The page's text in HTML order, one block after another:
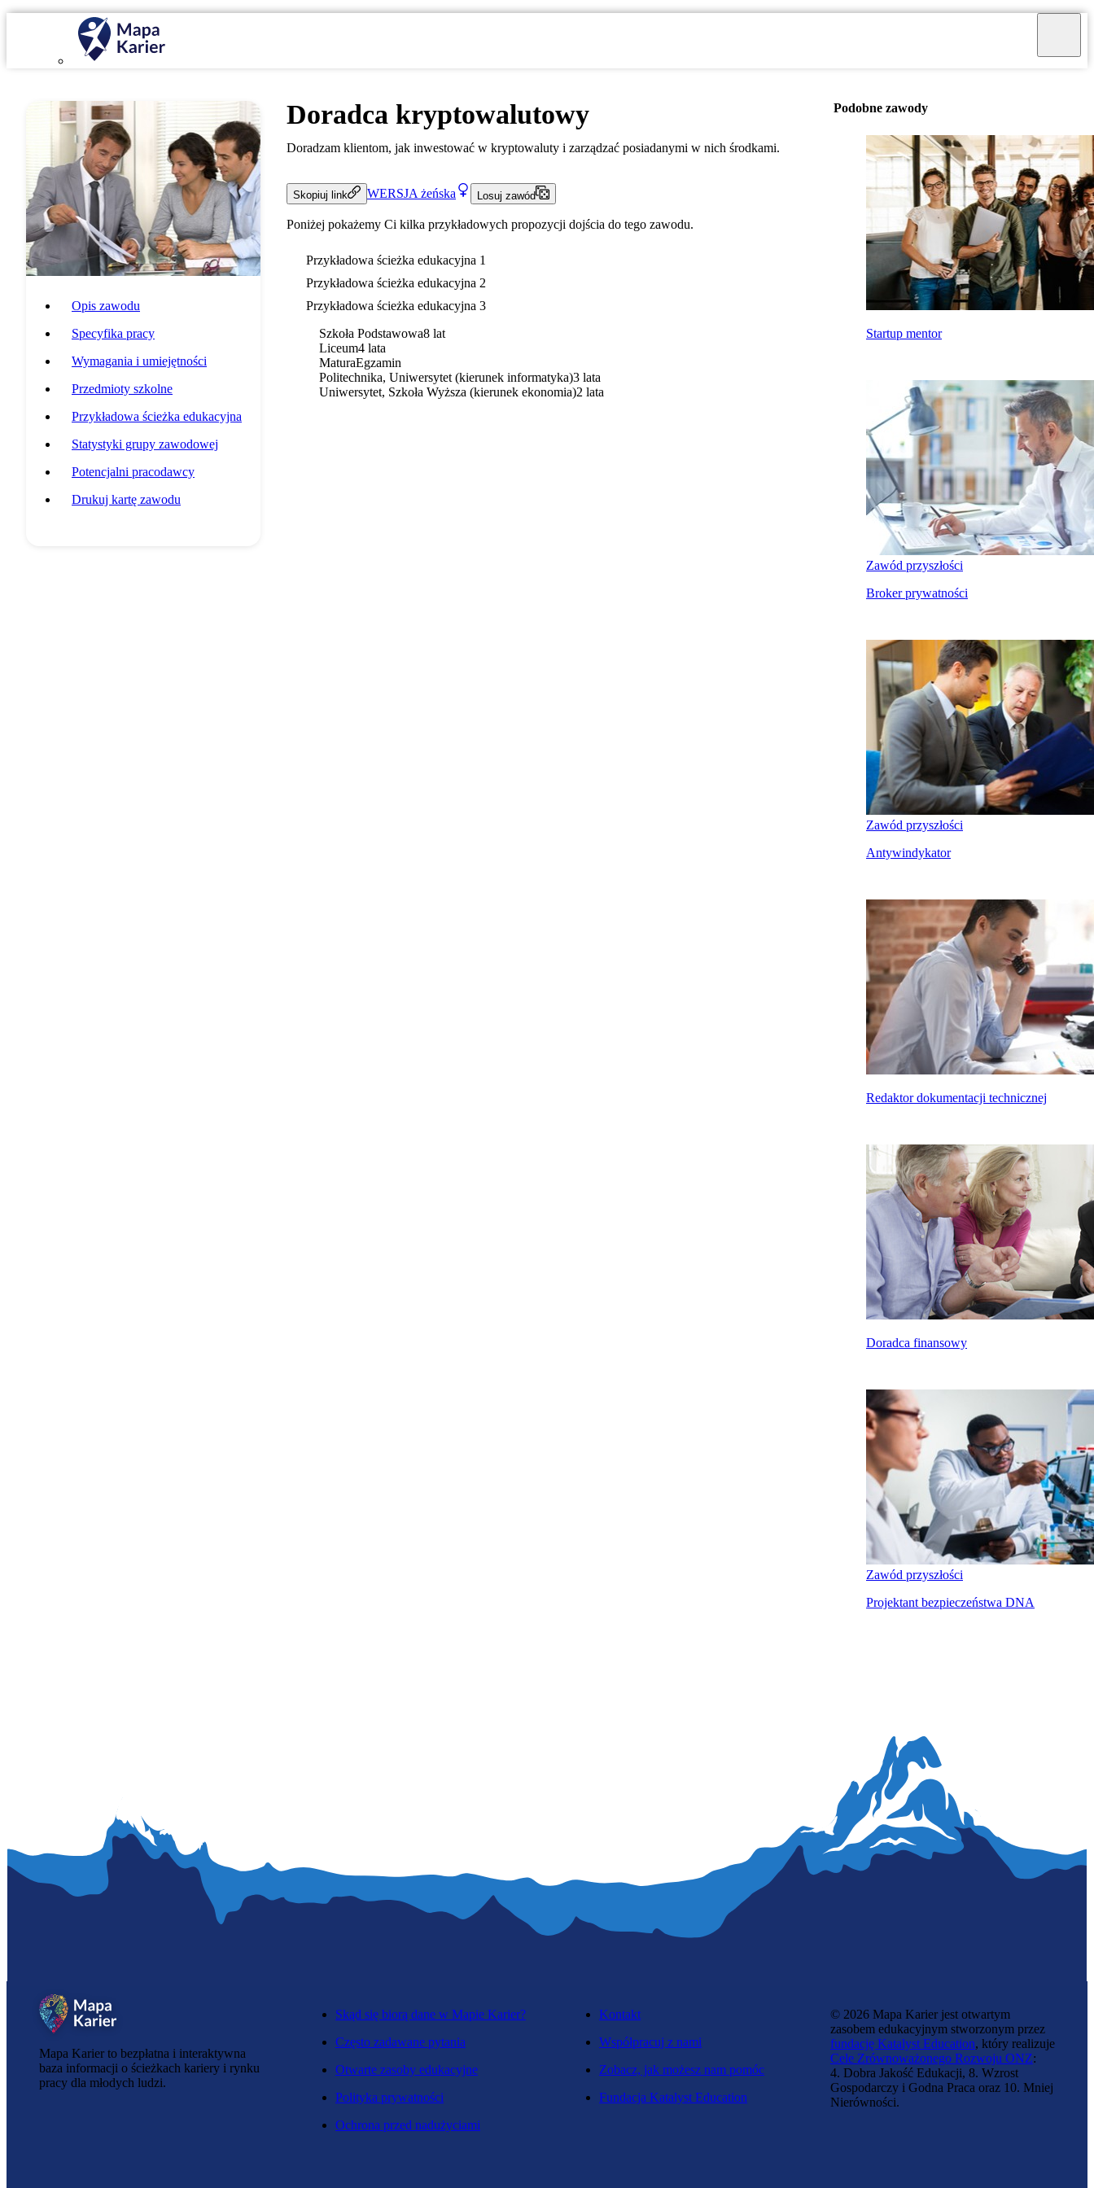
Opis zawodu
Specyfika pracy
Wymagania i umiejętności
Przedmioty szkolne
Przykładowa ścieżka edukacyjna
Statystyki grupy zawodowej
Potencjalni pracodawcy
Drukuj kartę zawodu
Doradca kryptowalutowy
Doradzam klientom, jak inwestować w kryptowaluty i zarządzać posiadanymi w nich środkami.
Skopiuj link WERSJA żeńska Losuj zawód
Poniżej pokażemy Ci kilka przykładowych propozycji dojścia do tego zawodu.
Przykładowa ścieżka edukacyjna 1
Przykładowa ścieżka edukacyjna 2
Przykładowa ścieżka edukacyjna 3
Szkoła Podstawowa8 lat
Liceum4 lata
MaturaEgzamin
Politechnika, Uniwersytet (kierunek informatyka)3 lata
Uniwersytet, Szkoła Wyższa (kierunek ekonomia)2 lata
Podobne zawody
Startup mentor
Zawód przyszłości
Broker prywatności
Zawód przyszłości
Antywindykator
Redaktor dokumentacji technicznej
Doradca finansowy
Zawód przyszłości
Projektant bezpieczeństwa DNA
Mapa Karier to bezpłatna i interaktywna
baza informacji o ścieżkach kariery i rynku
pracy dla młodych ludzi.
Skąd się biorą dane w Mapie Karier?
Często zadawane pytania
Otwarte zasoby edukacyjne
Polityka prywatności
Ochrona przed nadużyciami
Kontakt
Współpracuj z nami
Zobacz, jak możesz nam pomóc
Fundacja Katalyst Education
© 2026 Mapa Karier jest otwartym
zasobem edukacyjnym stworzonym przez
fundację Katalyst Education, który realizuje
Cele Zrównoważonego Rozwoju ONZ:
4. Dobra Jakość Edukacji, 8. Wzrost
Gospodarczy i Godna Praca oraz 10. Mniej
Nierówności.